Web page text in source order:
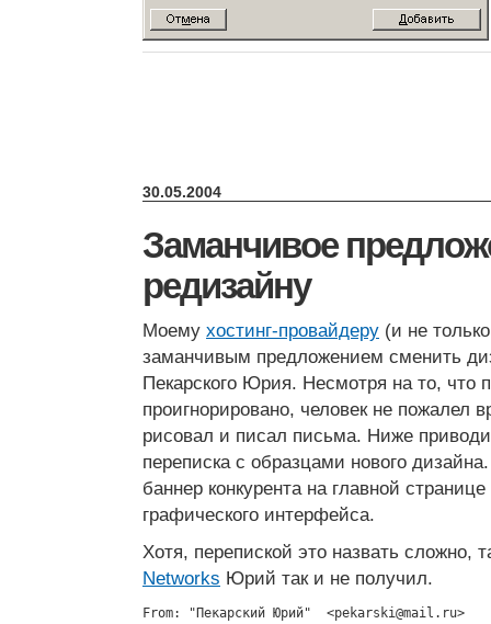
30.05.2004
Заманчивое
редизайну
Моему хостинг-провайдеру (и не
заманчивым предложением сменить
Пекарского Юрия. Несмотря на то, что
проигнорировано, человек не пожалел
рисовал и писал письма. Ниже
переписка с образцами нового
баннер конкурента на главной странице
графического интерфейса.
Хотя, перепиской это назвать сложно,
Networks Юрий так и не получил.
From: "Пекарский Юрий"  <pekarski@mail.ru>